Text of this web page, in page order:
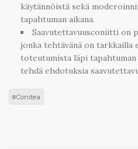
käytännöistä sekä
tapahtuman aikana.
Saavutettavuusconiitti on
jonka tehtävänä on tarkkailla
toteutumista läpi tapahtuman
tehdä ehdotuksia
Conitea